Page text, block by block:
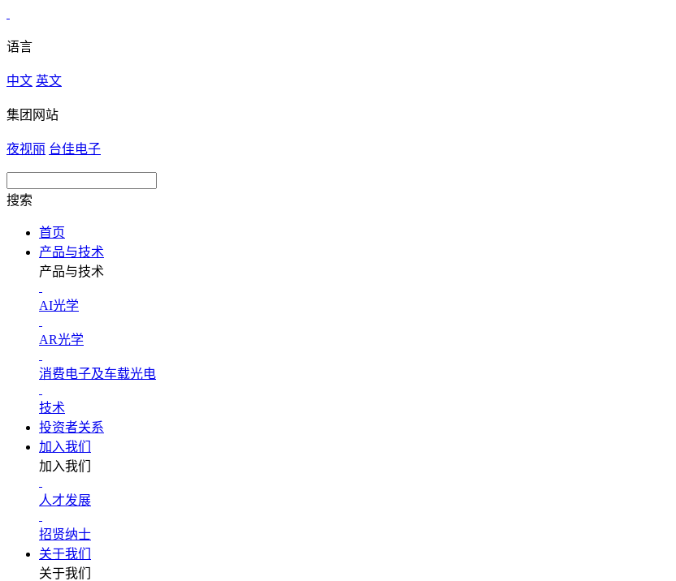
语言
中文 英文
集团网站
夜视丽 台佳电子
搜索
首页
产品与技术
产品与技术
AI光学
AR光学
消费电子及车载光电
技术
投资者关系
加入我们
加入我们
人才发展
招贤纳士
关于我们
关于我们